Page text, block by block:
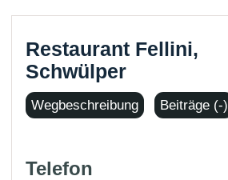
Restaurant Fellini,
Schwülper
Wegbeschreibung Beiträge (-)
Telefon